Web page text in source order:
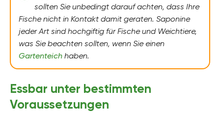
sollten Sie unbedingt darauf achten, dass Ihre
Fische nicht in Kontakt damit geraten. Saponine
jeder Art sind hochgiftig für Fische und Weichtiere,
was Sie beachten sollten, wenn Sie einen
Gartenteich haben.
Essbar unter bestimmten
Voraussetzungen